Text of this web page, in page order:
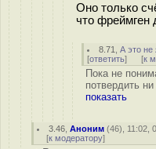
Оно только
что фреймген
8.71 ,А это не
[ответить] [к
Пока не
потвердить
показать
3.46 ,Аноним (46), 11:02,
[к модератору]